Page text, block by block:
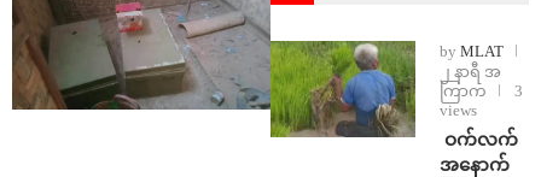
by MLAT
၂ နာရီ အ
ကြာက
3
views
⁩ ⁨ဝက်လက်
အနောက်